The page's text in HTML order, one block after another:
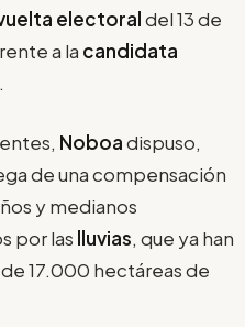
electoraldel 13 de
a la candidata
.
Noboadispuso,
de una compensación
y medianos
por las lluvias, que ya han
17.000 hectáreas de